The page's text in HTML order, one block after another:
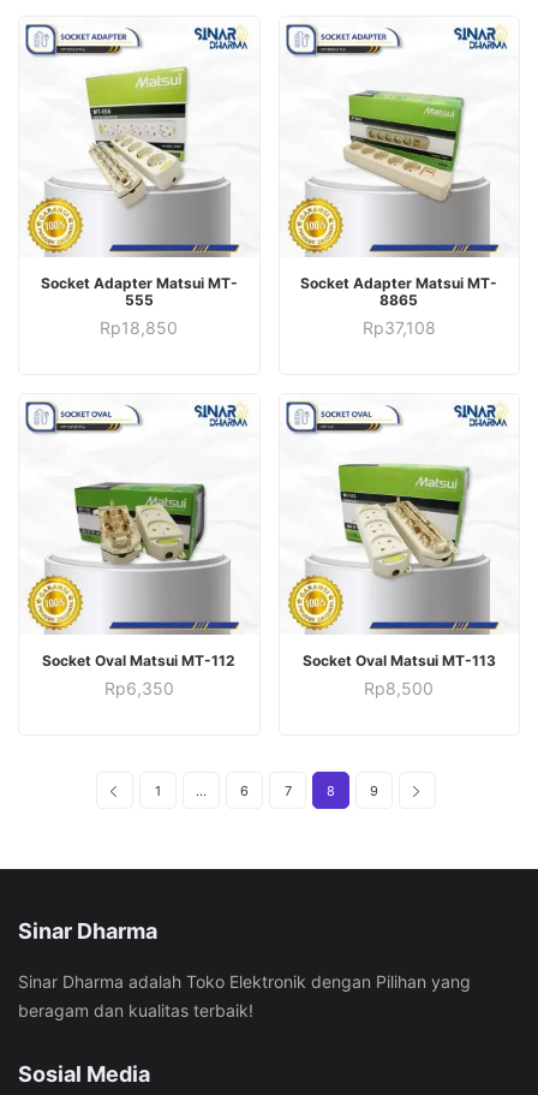
ADD TO CART
Socket Adapter Matsui MT-
555
Rp18,850
BUY ON WORDPRESS SWAG STORE
Socket Adapter Matsui MT-
8865
Rp37,108
ADD TO CART
Socket Oval Matsui MT-112
Rp6,350
ADD TO CART
Socket Oval Matsui MT-113
Rp8,500
1 … 6 7 8 9
Sinar Dharma
Sinar Dharma adalah Toko Elektronik dengan Pilihan yang
beragam dan kualitas terbaik!
Sosial Media